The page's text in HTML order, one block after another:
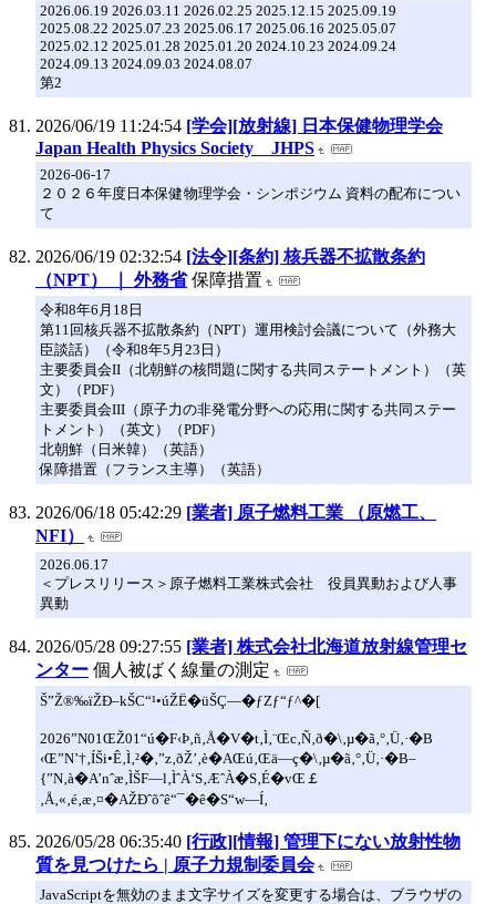
2026.06.19 2026.03.11 2026.02.25 2025.12.15 2025.09.19
2025.08.22 2025.07.23 2025.06.17 2025.06.16 2025.05.07
2025.02.12 2025.01.28 2025.01.20 2024.10.23 2024.09.24
2024.09.13 2024.09.03 2024.08.07
第2
2026/06/19 11:24:54 [学会][放射線] 日本保健物理学会
Japan Health Physics Society JHPS
2026-06-17
２０２６年度日本保健物理学会・シンポジウム 資料の配布につい
て
2026/06/19 02:32:54 [法令][条約] 核兵器不拡散条約
（NPT） ｜ 外務省 保障措置
令和8年6月18日
第11回核兵器不拡散条約（NPT）運用検討会議について（外務大
臣談話）（令和8年5月23日）
主要委員会II（北朝鮮の核問題に関する共同ステートメント）（英
文）（PDF）
主要委員会III（原子力の非発電分野への応用に関する共同ステー
トメント）（英文）（PDF）
北朝鮮（日米韓）（英語）
保障措置（フランス主導）（英語）
2026/06/18 05:42:29 [業者] 原子燃料工業 （原燃工、
NFI）
2026.06.17
＜プレスリリース＞原子燃料工業株式会社 役員異動および人事
異動
2026/05/28 09:27:55 [業者] 株式会社北海道放射線管理セ
ンター 個人被ばく線量の測定
Š”Ž®‰ïŽÐ–kŠC“¹•úŽË�üŠÇ—�ƒZƒ“ƒ^�[
2026”N01ŒŽ01“ú�F‹Þ‚ñ‚Å�V�t‚Ì‚¨Œc‚Ñ‚ð�\‚µ�ã‚°‚Ü‚·�B
‹Œ”N’†‚ÍŠi•Ê‚Ì‚²�‚”z‚ðŽ’‚è�AŒú‚­Œä—ç�\‚µ�ã‚°‚Ü‚·�B–
{”N‚à�A’nˆæ‚ÌŠF—l‚ÌˆÀ‘S‚ÆˆÀ�S‚É�vŒ￡
‚Å‚«‚é‚æ‚¤�AŽÐˆõˆê“¯�ê�S“w—Í‚
2026/05/28 06:35:40 [行政][情報] 管理下にない放射性物
質を見つけたら | 原子力規制委員会
JavaScriptを無効のまま文字サイズを変更する場合は、ブラウザの